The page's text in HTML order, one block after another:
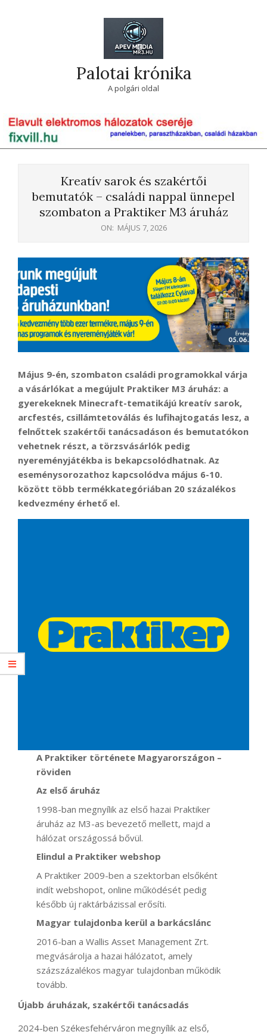
Palotai krónika
A polgári oldal
Kreatív sarok és szakértői
bemutatók – családi nappal ünnepel
szombaton a Praktiker M3 áruház
ON: MÁJUS 7, 2026
Május 9-én, szombaton családi programokkal várja
a vásárlókat a megújult Praktiker M3 áruház: a
gyerekeknek Minecraft-tematikájú kreatív sarok,
arcfestés, csillámtetoválás és lufihajtogatás lesz, a
felnőttek szakértői tanácsadáson és bemutatókon
vehetnek részt, a törzsvásárlók pedig
nyereményjátékba is bekapcsolódhatnak. Az
eseménysorozathoz kapcsolódva május 6-10.
között több termékkategóriában 20 százalékos
kedvezmény érhető el.
A Praktiker története Magyarországon –
röviden
Az első áruház
1998-ban megnyílik az első hazai Praktiker
áruház az M3-as bevezető mellett, majd a
hálózat országossá bővül.
Elindul a Praktiker webshop
A Praktiker 2009-ben a szektorban elsőként
indít webshopot, online működését pedig
később új raktárbázissal erősíti.
Magyar tulajdonba kerül a barkácslánc
2016-ban a Wallis Asset Management Zrt.
megvásárolja a hazai hálózatot, amely
százszázalékos magyar tulajdonban működik
tovább.
Újabb áruházak, szakértői tanácsadás
2024-ben Székesfehérváron megnyílik az első,